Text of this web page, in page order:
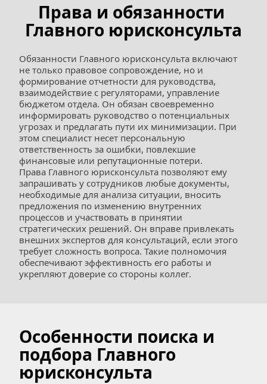
Права и обязанности
Главного юрисконсульта
Обязанности Главного юрисконсульта включают
не только правовое сопровождение, но и
формирование отчетности для руководства,
взаимодействие с регуляторами, управление
бюджетом отдела. Он обязан своевременно
информировать руководство о потенциальных
угрозах и предлагать пути их минимизации. При
этом специалист несет персональную
ответственность за ошибки, повлекшие
финансовые или репутационные потери.
Права Главного юрисконсульта позволяют ему
запрашивать у сотрудников любые документы,
необходимые для анализа ситуации, вносить
предложения по изменению внутренних
процессов и участвовать в принятии
стратегических решений. Он вправе привлекать
внешних экспертов для консультаций, если этого
требует сложность вопроса. Такие полномочия
обеспечивают эффективность его работы и
укрепляют доверие со стороны коллег.
Особенности поиска и
подбора Главного
юрисконсульта